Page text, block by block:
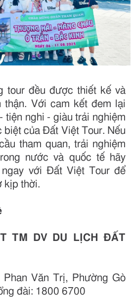
tour đều được thiết kế và
thận. Với cam kết đem lại
tiện nghi - giàu trải nghiệm
biệt của Đất Việt Tour. Nếu
tham quan, trải nghiệm
nước và quốc tế hãy
với Đất Việt Tour để
kịp thời.
TM DV DU LỊCH ĐẤT
Văn Trị, Phường Gò
đài: 1800 6700